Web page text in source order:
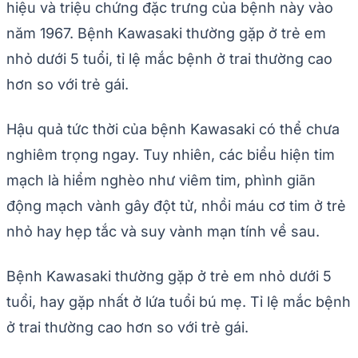
hiệu và triệu chứng đặc trưng của bệnh này vào
năm 1967. Bệnh Kawasaki thường gặp ở trẻ em
nhỏ dưới 5 tuổi, tỉ lệ mắc bệnh ở trai thường cao
hơn so với trẻ gái.
Hậu quả tức thời của bệnh Kawasaki có thể chưa
nghiêm trọng ngay. Tuy nhiên, các biểu hiện tim
mạch là hiểm nghèo như viêm tim, phình giãn
động mạch vành gây đột tử, nhồi máu cơ tim ở trẻ
nhỏ hay hẹp tắc và suy vành mạn tính về sau.
Bệnh Kawasaki thường gặp ở trẻ em nhỏ dưới 5
tuổi, hay gặp nhất ở lứa tuổi bú mẹ. Tỉ lệ mắc bệnh
ở trai thường cao hơn so với trẻ gái.